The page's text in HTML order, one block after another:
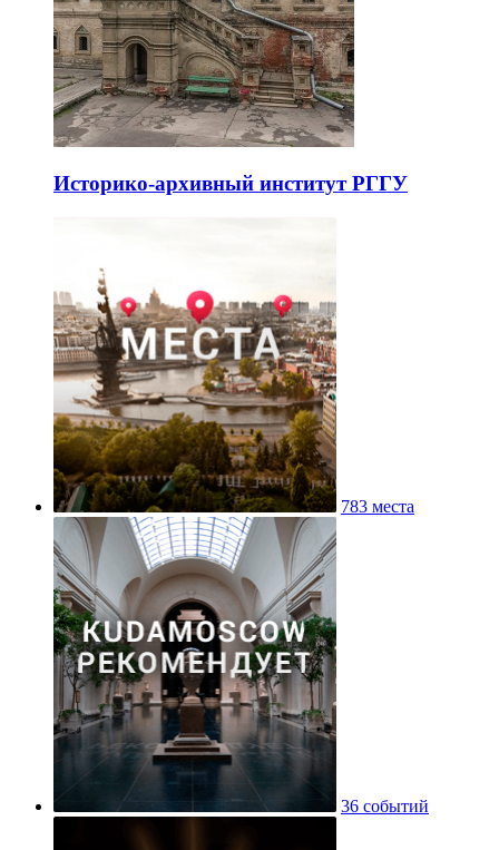
Историко-архивный институт РГГУ
783 места
36 событий